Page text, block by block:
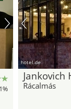
hotel.de
Jankovich
Rácalmás